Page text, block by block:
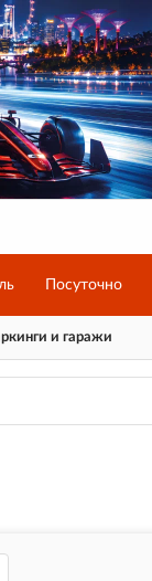
Посуточно
и гаражи